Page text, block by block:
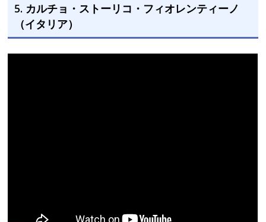
5. カルチョ・ストーリコ・フィオレンティーノ
（イタリア）